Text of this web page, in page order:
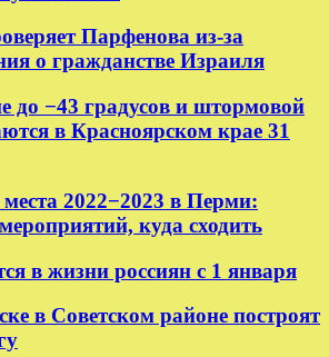
Парфенова из-за
о гражданстве Израиля
до −43 градусов и штормовой
в Красноярском крае 31
2022−2023 в Перми:
куда сходить
в жизни россиян с 1 января
в Советском районе построят